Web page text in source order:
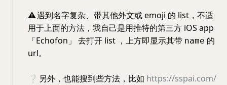
⚠️遇到名字复杂、带其他外文或 emoji 的 list，不适
用于上面的方法，我自己是用推特的第三方 iOS app
「Echofon」 去打开 list ，上方即显示其带 name 的
url。
❔ 另外，也能搜到些方法，比如 https://sspai.com/